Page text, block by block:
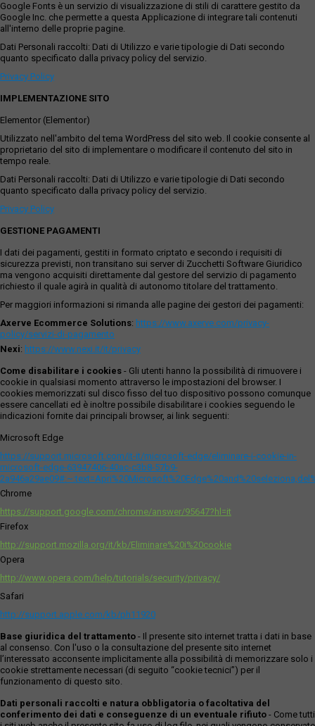
Google Fonts è un servizio di visualizzazione di stili di carattere gestito da
Google Inc. che permette a questa Applicazione di integrare tali contenuti
all'interno delle proprie pagine.
Dati Personali raccolti: Dati di Utilizzo e varie tipologie di Dati secondo
quanto specificato dalla privacy policy del servizio.
Privacy Policy
IMPLEMENTAZIONE SITO
Elementor (Elementor)
Utilizzato nell'ambito del tema WordPress del sito web. Il cookie consente al
proprietario del sito di implementare o modificare il contenuto del sito in
tempo reale.
Dati Personali raccolti: Dati di Utilizzo e varie tipologie di Dati secondo
quanto specificato dalla privacy policy del servizio.
Privacy Policy
GESTIONE PAGAMENTI
I dati dei pagamenti, gestiti in formato criptato e secondo i requisiti di
sicurezza previsti, non transitano sui server di Zucchetti Software Giuridico
ma vengono acquisiti direttamente dal gestore del servizio di pagamento
richiesto il quale agirà in qualità di autonomo titolare del trattamento.
Per maggiori informazioni si rimanda alle pagine dei gestori dei pagamenti:
Axerve Ecommerce Solutions: https://www.axerve.com/privacy-
policy/servizi-di-pagamento
Nexi: https://www.nexi.it/it/privacy
Come disabilitare i cookies - Gli utenti hanno la possibilità di rimuovere i
cookie in qualsiasi momento attraverso le impostazioni del browser. I
cookies memorizzati sul disco fisso del tuo dispositivo possono comunque
essere cancellati ed è inoltre possibile disabilitare i cookies seguendo le
indicazioni fornite dai principali browser, ai link seguenti:
Microsoft Edge
https://support.microsoft.com/it-it/microsoft-edge/eliminare-i-cookie-in-
microsoft-edge-63947406-40ac-c3b8-57b9-
Chrome
https://support.google.com/chrome/answer/95647?hl=it
Firefox
http://support.mozilla.org/it/kb/Eliminare%20i%20cookie
Opera
http://www.opera.com/help/tutorials/security/privacy/
Safari
http://support.apple.com/kb/ph11920
Base giuridica del trattamento - Il presente sito internet tratta i dati in base
al consenso. Con l'uso o la consultazione del presente sito internet
l’interessato acconsente implicitamente alla possibilità di memorizzare solo i
cookie strettamente necessari (di seguito “cookie tecnici”) per il
funzionamento di questo sito.
Dati personali raccolti e natura obbligatoria o facoltativa del
conferimento dei dati e conseguenze di un eventuale rifiuto - Come tutti